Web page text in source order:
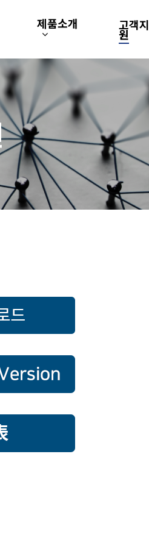
제품소개 고객지
원